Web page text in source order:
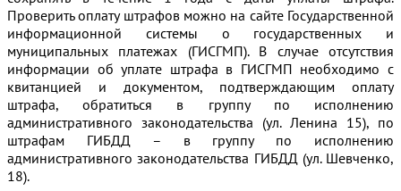
Проверить оплату штрафов можно на сайте Государственной
информационной системы о государственных и
муниципальных платежах (ГИСГМП). В случае отсутствия
информации об уплате штрафа в ГИСГМП необходимо с
квитанцией и документом, подтверждающим оплату
штрафа, обратиться в группу по исполнению
административного законодательства (ул. Ленина 15), по
штрафам ГИБДД – в группу по исполнению
административного законодательства ГИБДД (ул. Шевченко,
18).